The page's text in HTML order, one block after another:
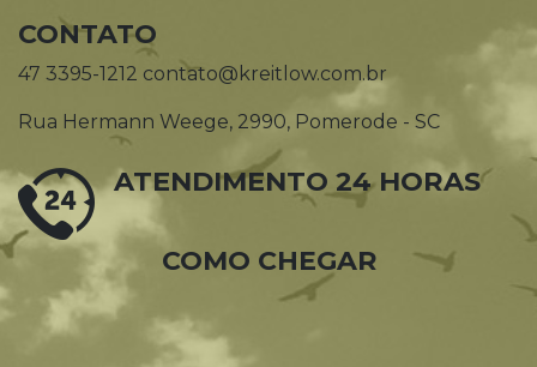
CONTATO
47 3395-1212 contato@kreitlow.com.br
Rua Hermann Weege, 2990, Pomerode - SC
ATENDIMENTO 24 HORAS
COMO CHEGAR